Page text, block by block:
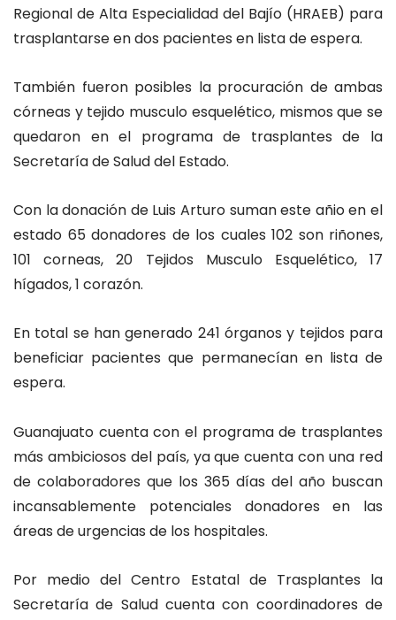
Regional de Alta Especialidad del Bajío (HRAEB) para
trasplantarse en dos pacientes en lista de espera.
También fueron posibles la procuración de ambas
córneas y tejido musculo esquelético, mismos que se
quedaron en el programa de trasplantes de la
Secretaría de Salud del Estado.
Con la donación de Luis Arturo suman este añio en el
estado 65 donadores de los cuales 102 son riñones,
101 corneas, 20 Tejidos Musculo Esquelético, 17
hígados, 1 corazón.
En total se han generado 241 órganos y tejidos para
beneficiar pacientes que permanecían en lista de
espera.
Guanajuato cuenta con el programa de trasplantes
más ambiciosos del país, ya que cuenta con una red
de colaboradores que los 365 días del año buscan
incansablemente potenciales donadores en las
áreas de urgencias de los hospitales.
Por medio del Centro Estatal de Trasplantes la
Secretaría de Salud cuenta con coordinadores de